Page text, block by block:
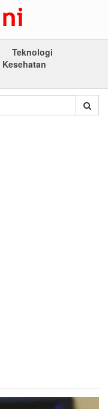
Teknologi
Kesehatan